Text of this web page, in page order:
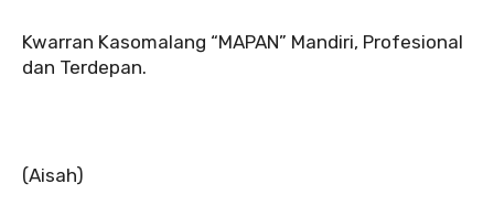
Kwarran Kasomalang “MAPAN” Mandiri, Profesional
dan Terdepan.
‎(Aisah)